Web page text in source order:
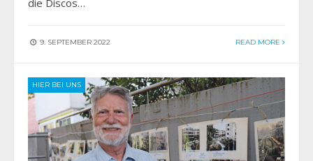
die Discos…
9. SEPTEMBER 2022 READ MORE
HIER BEI UNS